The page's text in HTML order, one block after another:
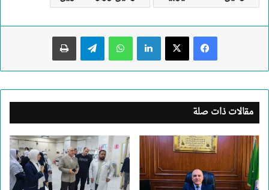
لينكدإن واتساب تيلقرام طباعة
مقالات ذات صلة